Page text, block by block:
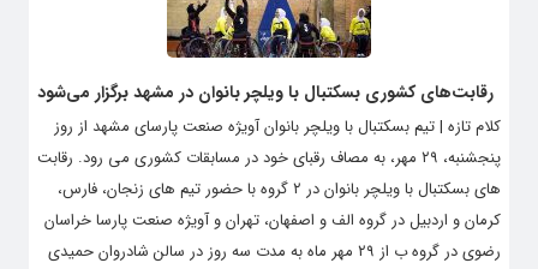
رقابت‌های کشوری بسکتبال با ویلچر بانوان در مشهد برگزار می‌شود
کلام تازه | تیم بسکتبال با ویلچر بانوان آویژه صنعت پارسای مشهد از روز
پنجشنبه، ۲۹ مهر، به مصاف رقبای خود در مسابقات کشوری می رود. رقابت
های بسکتبال با ویلچر بانوان در ۲ گروه با حضور تیم های زنجان، فارس،
کرمان و اردبیل در گروه الف و اصفهان، تهران و آویژه صنعت پارسا خراسان
رضوی در گروه ب از ۲۹ مهر ماه به مدت سه روز در سالن شادروان حمیدی